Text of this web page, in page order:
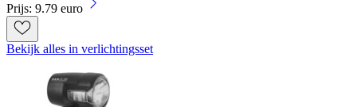
Prijs: 9.79 euro
Bekijk alles in verlichtingsset